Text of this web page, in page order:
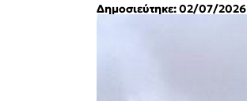
Δημοσιεύτηκε: 02/07/2026